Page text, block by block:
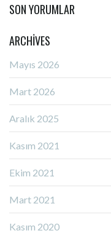
SON YORUMLAR
ARCHIVES
Mayıs 2026
Mart 2026
Aralık 2025
Kasım 2021
Ekim 2021
Mart 2021
Kasım 2020